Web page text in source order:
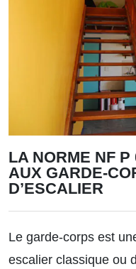
LA NORME NF P
AUX GARDE-
D’ESCALIER
Le garde-corps est
escalier classique ou